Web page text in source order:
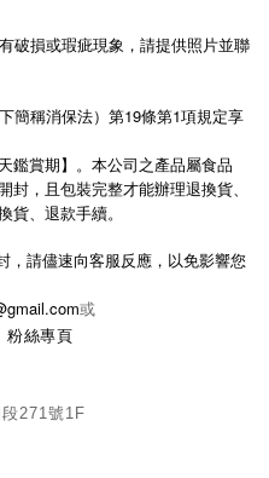
破損或瑕疵現象，請提供照片並聯
簡稱消保法）第19條第1項規定享
鑑賞期】。本公司之產品屬食品
封，且包裝完整才能辦理退換貨、
貨、退款手續。
，請儘速向客服反應，以免影響您
或
絲專頁
271號1F